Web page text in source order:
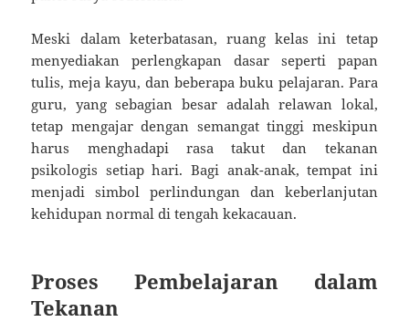
Meski dalam keterbatasan, ruang kelas ini tetap
menyediakan perlengkapan dasar seperti papan
tulis, meja kayu, dan beberapa buku pelajaran. Para
guru, yang sebagian besar adalah relawan lokal,
tetap mengajar dengan semangat tinggi meskipun
harus menghadapi rasa takut dan tekanan
psikologis setiap hari. Bagi anak-anak, tempat ini
menjadi simbol perlindungan dan keberlanjutan
kehidupan normal di tengah kekacauan.
Proses Pembelajaran dalam
Tekanan